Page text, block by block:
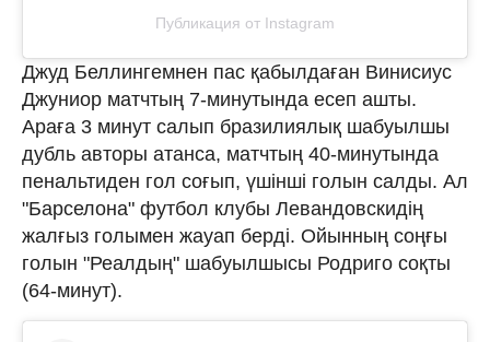
Публикация от Instagram
Джуд Беллингемнен пас қабылдаған Винисиус
Джуниор матчтың 7-минутында есеп ашты.
Араға 3 минут салып бразилиялық шабуылшы
дубль авторы атанса, матчтың 40-минутында
пенальтиден гол соғып, үшінші голын салды. Ал
"Барселона" футбол клубы Левандовскидің
жалғыз голымен жауап берді. Ойынның соңғы
голын "Реалдың" шабуылшысы Родриго соқты
(64-минут).